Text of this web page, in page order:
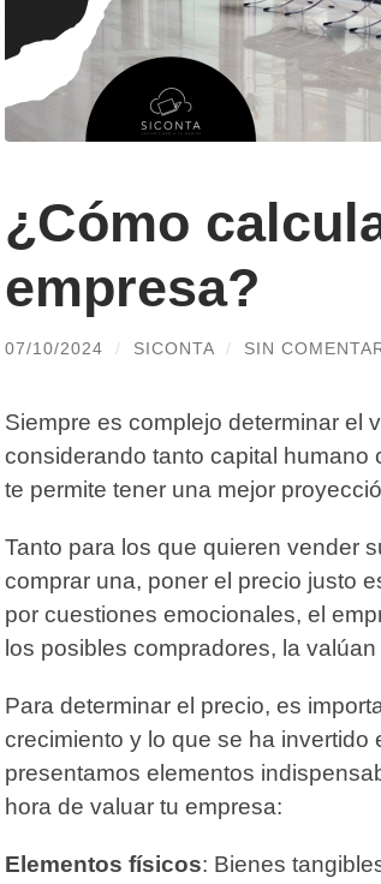
¿Cómo
empresa?
07/10/2024 / SICONTA / SIN
Siempre es complejo determinar el
considerando tanto capital humano
te permite tener una mejor
Tanto para los que quieren vender
comprar una, poner el precio justo
por cuestiones emocionales, el
los posibles compradores, la
Para determinar el precio, es
crecimiento y lo que se ha
presentamos elementos
hora de valuar tu empresa:
Elementos físicos: Bienes